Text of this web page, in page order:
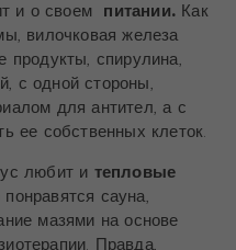
и о своем питании. Как
вилочковая железа
спирулина,
с одной стороны,
для антител, а с
ее собственных клеток.
любит и тепловые
сауна,
мазями на основе
Правда,